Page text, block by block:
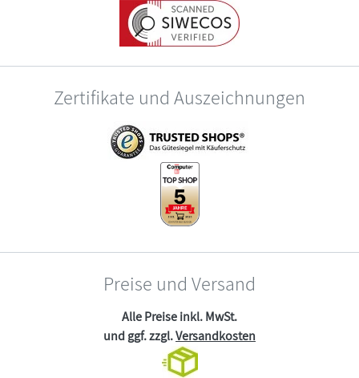
Zertifikate und Auszeichnungen
Preise und Versand
Alle Preise inkl. MwSt.
und ggf. zzgl.Versandkosten